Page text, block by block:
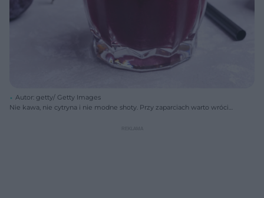
Autor: getty/ Getty Images
Nie kawa, nie cytryna i nie modne shoty. Przy zaparciach warto wrócić